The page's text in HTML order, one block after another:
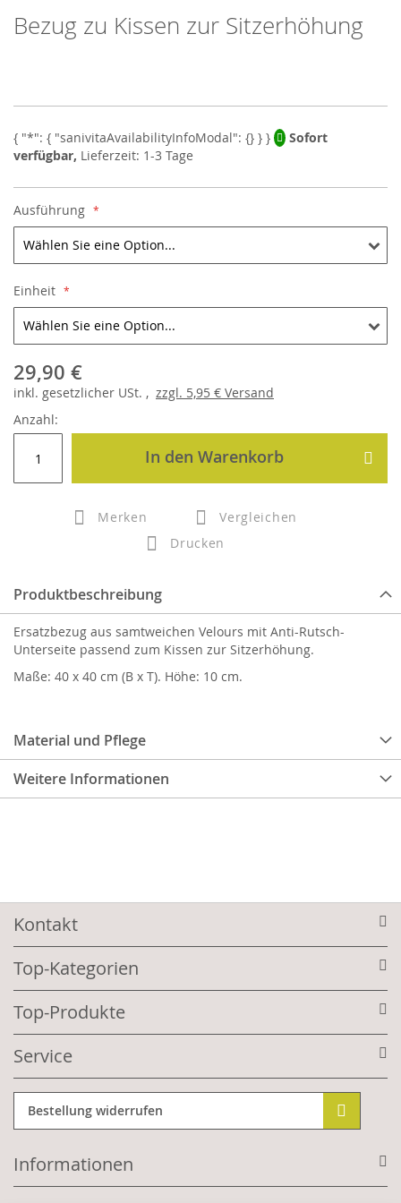
Skip
to
the
images
gallery
Bezug zu Kissen zur Sitzerhöhung
Sofort
verfügbar, Lieferzeit: 1-3 Tage
Ausführung
Einheit
29,90 €
inkl. gesetzlicher USt. , zzgl. 5,95 € Versand
Anzahl:
In den Warenkorb
Merken
Vergleichen
Drucken
Produktbeschreibung
Material und Pflege
Weitere Informationen
Ersatzbezug aus samtweichen Velours mit Anti-Rutsch-
Unterseite passend zum Kissen zur Sitzerhöhung.
Maße: 40 x 40 cm (B x T). Höhe: 10 cm.
Kontakt
Top-Kategorien
Top-Produkte
Service
Bestellung widerrufen
Informationen